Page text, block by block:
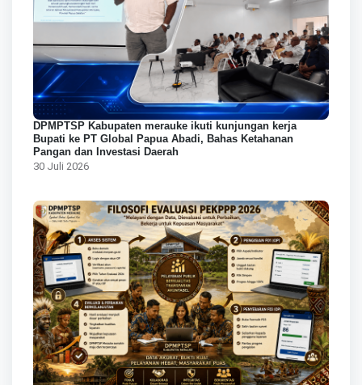
DPMPTSP Kabupaten merauke ikuti kunjungan kerja
Bupati ke PT Global Papua Abadi, Bahas Ketahanan
Pangan dan Investasi Daerah
30 Juli 2026